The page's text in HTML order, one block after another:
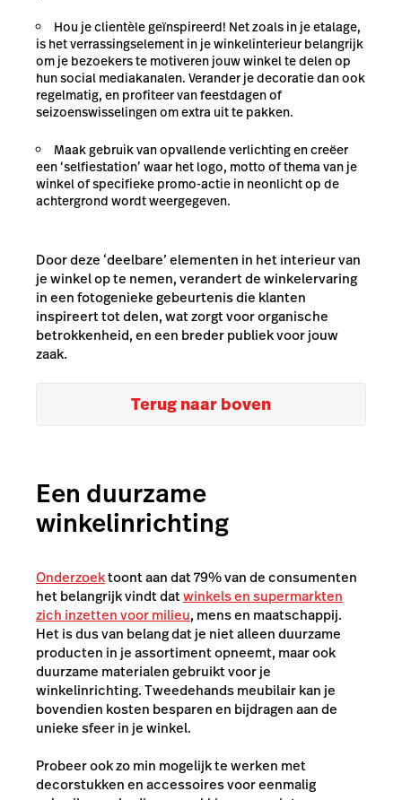
Hou je clientèle geïnspireerd! Net zoals in je etalage,
is het verrassingselement in je winkelinterieur belangrijk
om je bezoekers te motiveren jouw winkel te delen op
hun social mediakanalen. Verander je decoratie dan ook
regelmatig, en profiteer van feestdagen of
seizoenswisselingen om extra uit te pakken.
Maak gebruik van opvallende verlichting en creëer
een ‘selfiestation’ waar het logo, motto of thema van je
winkel of specifieke promo-actie in neonlicht op de
achtergrond wordt weergegeven.
Door deze ‘deelbare’ elementen in het interieur van
je winkel op te nemen, verandert de winkelervaring
in een fotogenieke gebeurtenis die klanten
inspireert tot delen, wat zorgt voor organische
betrokkenheid, en een breder publiek voor jouw
zaak.
Terug naar boven
Een duurzame
winkelinrichting
Onderzoektoont aan dat 79% van de consumenten
het belangrijk vindt datwinkels en supermarkten
zich inzetten voor milieu, mens en maatschappij.
Het is dus van belang dat je niet alleen duurzame
producten in je assortiment opneemt, maar ook
duurzame materialen gebruikt voor je
winkelinrichting. Tweedehands meubilair kan je
bovendien kosten besparen en bijdragen aan de
unieke sfeer in je winkel.
Probeer ook zo min mogelijk te werken met
decorstukken en accessoires voor eenmalig